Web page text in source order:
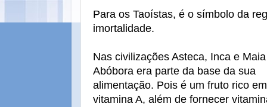
Para os Taoístas, é o símbolo da
imortalidade.
Nas civilizações Asteca, Inca e
Abóbora era parte da base da sua
alimentação. Pois é um fruto rico em
vitamina A, além de fornecer